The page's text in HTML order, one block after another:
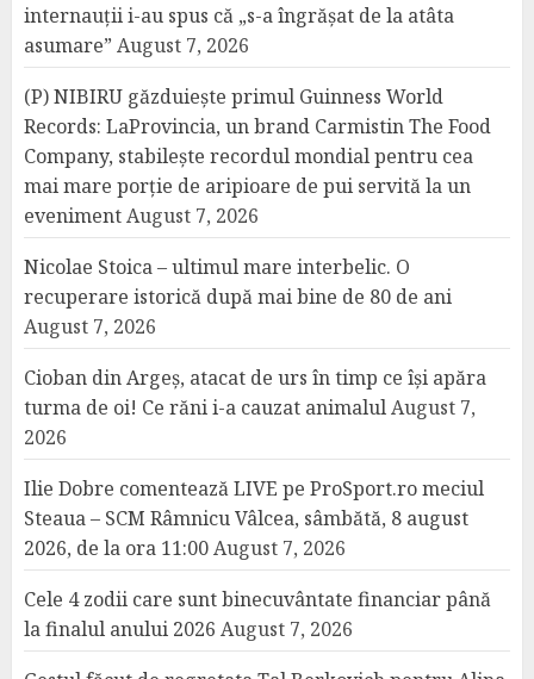
internauții i-au spus că „s-a îngrășat de la atâta
asumare” August 7, 2026
(P) NIBIRU găzduiește primul Guinness World
Records: LaProvincia, un brand Carmistin The Food
Company, stabilește recordul mondial pentru cea
mai mare porție de aripioare de pui servită la un
evenimentAugust 7, 2026
Nicolae Stoica – ultimul mare interbelic. O
recuperare istorică după mai bine de 80 de ani
August 7, 2026
Cioban din Argeș, atacat de urs în timp ce își apăra
turma de oi! Ce răni i-a cauzat animalulAugust 7,
2026
Ilie Dobre comentează LIVE pe ProSport.ro meciul
Steaua – SCM Râmnicu Vâlcea, sâmbătă, 8 august
2026, de la ora 11:00August 7, 2026
Cele 4 zodii care sunt binecuvântate financiar până
la finalul anului 2026 August 7, 2026